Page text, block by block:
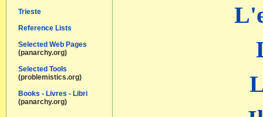
Trieste
Reference Lists
Selected Web Pages
(panarchy.org)
Selected Tools
(problemistics.org)
Books - Livres - Libri
(panarchy.org)